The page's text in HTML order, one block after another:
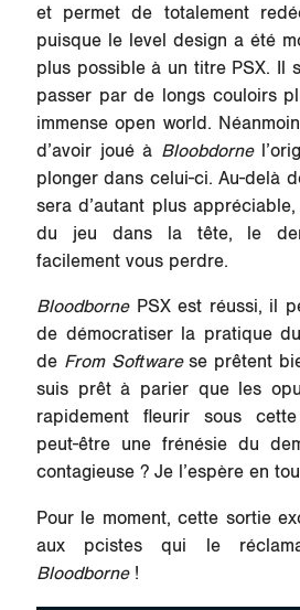
et permet de totalement
puisque le level design a été
plus possible à un titre PSX. Il
passer par de longs couloirs
immense open world.
d’avoir joué à Bloobdorne
plonger dans celui-ci. Au-delà
sera d’autant plus
du jeu dans la tête, le
facilement vous perdre.
BloodbornePSX est réussi, il
de démocratiser la pratique
de From Softwarese prêtent
suis prêt à parier que les
rapidement fleurir sous
peut-être une frénésie du
contagieuse ? Je l’espère en
Pour le moment, cette sortie
aux pcistes qui le
Bloodborne!